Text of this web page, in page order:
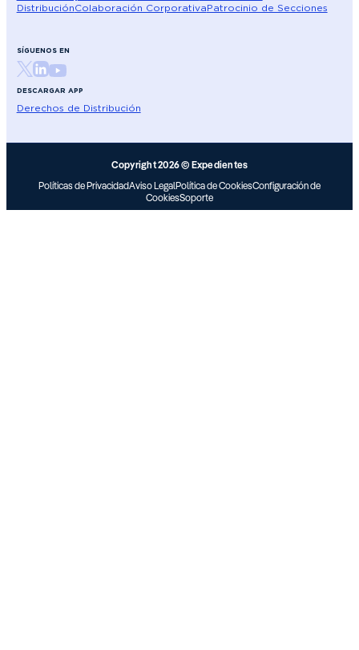
DistribuciónColaboración CorporativaPatrocinio de Secciones
SÍGUENOS EN
DESCARGAR APP
Derechos de Distribución
Copyright 2026 © Expedientes
Políticas de PrivacidadAviso LegalPolítica de CookiesConfiguración de
CookiesSoporte